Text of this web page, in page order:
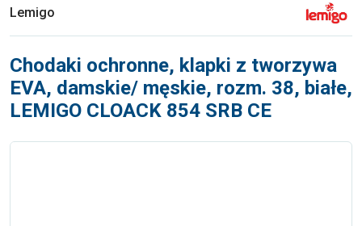
Lemigo
Chodaki ochronne, klapki z tworzywa
EVA, damskie/ męskie, rozm. 38, białe,
LEMIGO CLOACK 854 SRB CE